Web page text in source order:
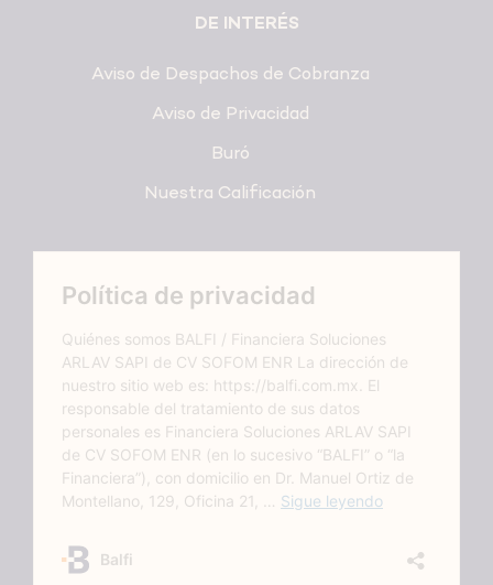
DE INTERÉS
Aviso de Despachos de Cobranza
Aviso de Privacidad
Buró
Nuestra Calificación